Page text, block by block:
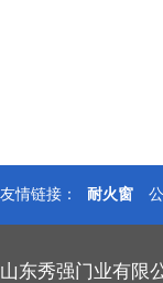
友情链接： 耐火窗
山东秀强门业有限